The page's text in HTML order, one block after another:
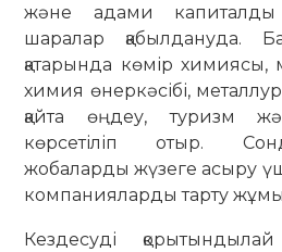
және адами
шаралар қабылдануда.
қатарында көмір химиясы,
химия өнеркәсібі,
қайта өңдеу, туризм
көрсетіліп отыр.
жобаларды жүзеге асыру
компанияларды тарту
Кездесуді